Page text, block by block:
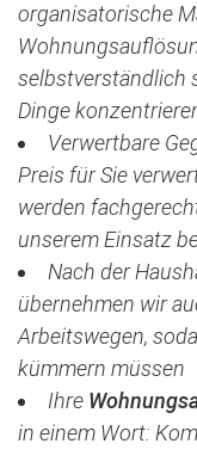
organisatorische
selbstverständlich
Dinge
Verwertbare
Preis für Sie
werden
unserem Einsatz
Nach der
übernehmen wir
Arbeitswegen,
kümmern müssen
Ihre
in einem Wort: